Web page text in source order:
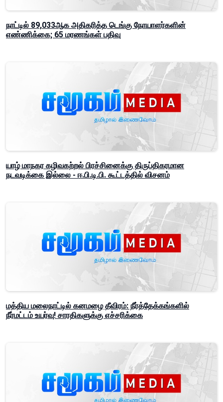
நாட்டில் 89,033ஆக அதிகரித்த டெங்கு நோயாளர்களின்
எண்ணிக்கை; 65 மரணங்கள் பதிவு
யாழ் மாநகர கழிவகற்றல் பிரச்சினைக்கு திருப்திகரமான
நடவடிக்கை இல்லை - ஈ.பி.டி.பி. கூட்டத்தில் விசனம்
மத்திய மலைநாட்டில் கனமழை தீவிரம்: நீர்த்தேக்கங்களில்
நீர்மட்டம் உயர்வு! சாரதிகளுக்கு எச்சரிக்கை